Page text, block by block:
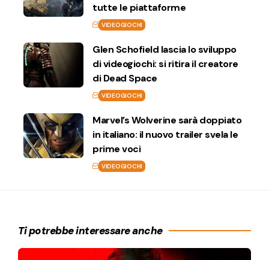
tutte le piattaforme
VIDEOGIOCHI
Glen Schofield lascia lo sviluppo
di videogiochi: si ritira il creatore
di Dead Space
VIDEOGIOCHI
Marvel’s Wolverine sarà doppiato
in italiano: il nuovo trailer svela le
prime voci
VIDEOGIOCHI
Ti potrebbe interessare anche